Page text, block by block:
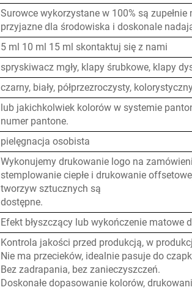
Surowce wykorzystane w 100% są
przyjazne dla środowiska i doskonale
5 ml 10 ml 15 ml skontaktuj się z nami
spryskiwacz mgły, klapy śrubkowe, klapy
czarny, biały, półprzezroczysty,
lub jakichkolwiek kolorów w systemie
numer pantone.
pielęgnacja osobista
Wykonujemy drukowanie logo na
stemplowanie ciepłe i drukowanie
tworzyw sztucznych są
dostępne.
Efekt błyszczący lub wykończenie matowe
Kontrola jakości przed produkcją, w
Nie ma przecieków, idealnie pasuje do
Bez zadrapania, bez zanieczyszczeń.
Doskonałe dopasowanie kolorów,